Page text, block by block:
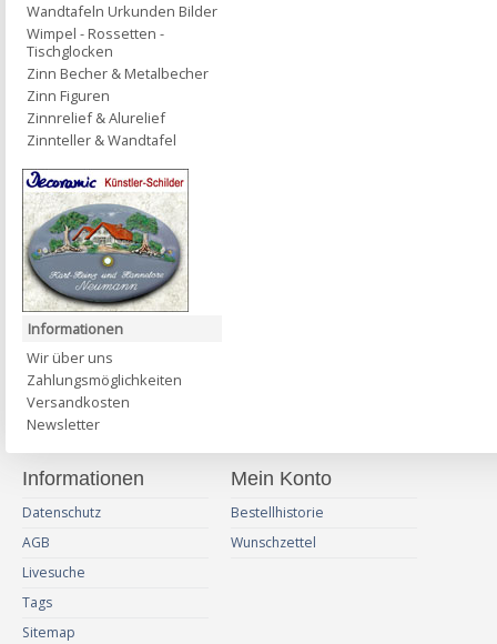
Wandtafeln Urkunden Bilder
Wimpel - Rossetten -
Tischglocken
Zinn Becher & Metalbecher
Zinn Figuren
Zinnrelief & Alurelief
Zinnteller & Wandtafel
Informationen
Wir über uns
Zahlungsmöglichkeiten
Versandkosten
Newsletter
Informationen
Datenschutz
AGB
Livesuche
Tags
Sitemap
Mein Konto
Bestellhistorie
Wunschzettel